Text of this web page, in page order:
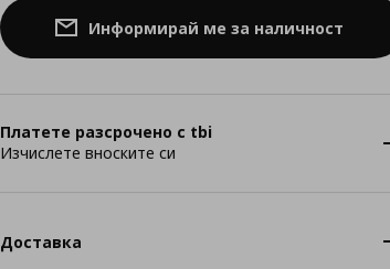
Информирай ме за наличност
Платете разсрочено с tbi
Изчислете вноските си
Доставка